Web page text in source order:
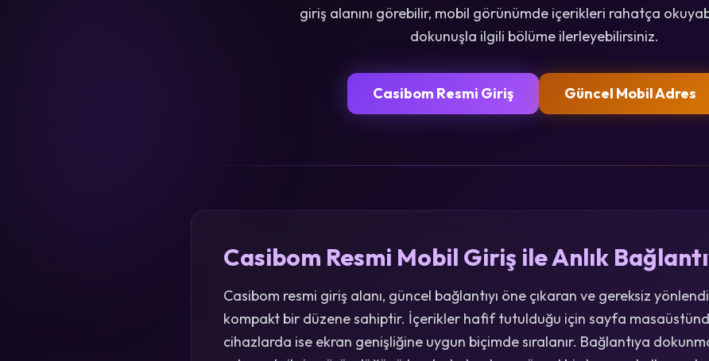
giriş alanını görebilir, mobil görünümde içerikleri rahatça
dokunuşla ilgili bölüme ilerleyebilirsiniz.
Casibom Resmi Giriş Güncel Mobil Adres
Casibom Resmi Mobil Giriş ile Anlık
Casibom resmi giriş alanı, güncel bağlantıyı öne çıkaran ve gereksiz
kompakt bir düzene sahiptir. İçerikler hafif tutulduğu için sayfa
cihazlarda ise ekran genişliğine uygun biçimde sıralanır. Bağlantıya